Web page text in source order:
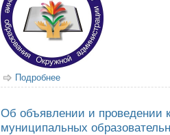
Подробнее о Управление
руководителей
Об объявлении и проведении
муниципальных